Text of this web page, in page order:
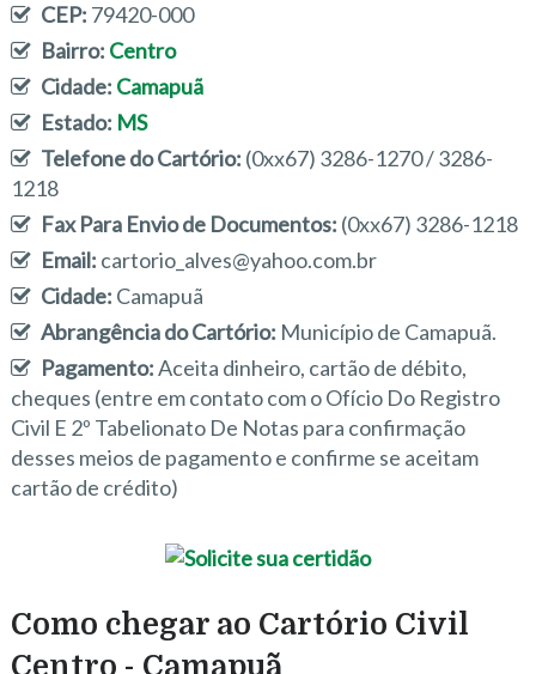
CEP: 79420-000
Bairro: Centro
Cidade: Camapuã
Estado: MS
Telefone do Cartório: (0xx67) 3286-1270 / 3286-
1218
Fax Para Envio de Documentos: (0xx67) 3286-1218
Email: cartorio_alves@yahoo.com.br
Cidade: Camapuã
Abrangência do Cartório: Município de Camapuã.
Pagamento:Aceita dinheiro, cartão de débito,
cheques (entre em contato com o Ofício Do Registro
Civil E 2º Tabelionato De Notas para confirmação
desses meios de pagamento e confirme se aceitam
cartão de crédito)
Como chegar ao Cartório Civil
Centro - Camapuã